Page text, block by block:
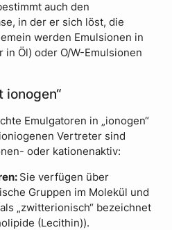
auch den
in der er sich löst, die
werden Emulsionen in
in Öl) oder O/W-Emulsionen
ionogen“
Emulgatoren in „ionogen“
Vertreter sind
oder kationenaktiv:
Sie verfügen über
Gruppen im Molekül und
„zwitterionisch“ bezeichnet
(Lecithin)).